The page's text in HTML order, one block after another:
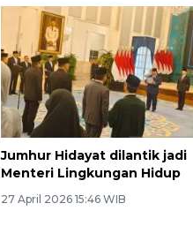
Jumhur Hidayat dilantik jadi
Menteri Lingkungan Hidup
27 April 2026 15:46 WIB